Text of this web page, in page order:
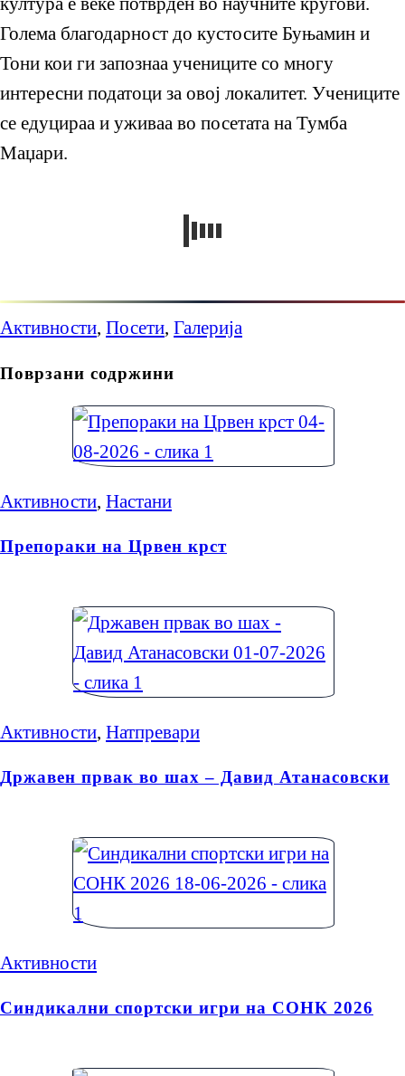
Голема благодарност до кустосите Буњамин и
Тони кои ги запознаа учениците со многу
интересни податоци за овој локалитет. Учениците
се едуцираа и уживаа во посетата на Тумба
Маџари.
Активности, Посети, Галерија
Поврзани содржини
Активности, Настани
Препораки на Црвен крст
Активности, Натпревари
Државен првак во шах – Давид Атанасовски
Активности
Синдикални спортски игри на СОНК 2026